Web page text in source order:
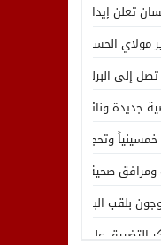
تعلن إيداع رئيسها
مولاي الحسن يدشن “برج
إلى البرلمان واستقالة
جديدة ونائب لوكيل الملك
من الشيرا
صحية في وضعية
بلقب البطولة العربية
التضييق على الموظفين